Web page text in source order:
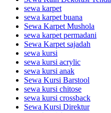
sewa karpet
sewa karpet buana
Sewa Karpet Mushola
sewa karpet permadani
Sewa Karpet sajadah
sewa kursi
sewa kursi acrylic
sewa kursi anak
Sewa Kursi Barstool
sewa kursi chitose
sewa kursi crossback
Sewa Kursi Direktur